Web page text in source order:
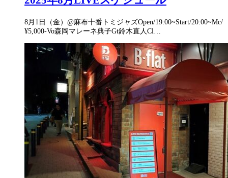
8月1日（金）@麻布十番トミジャズOpen/19:00~Start/20:00~Mc/
¥5,000-Vo森岡マレーネ典子Gt鈴木直人Cl…